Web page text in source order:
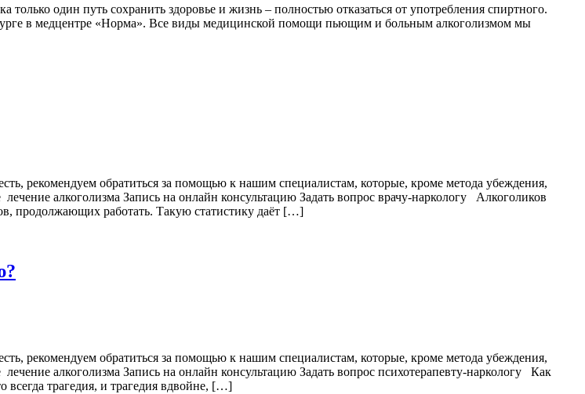
один путь сохранить здоровье и жизнь – полностью отказаться от употребления спиртного.
в медцентре «Норма». Все виды медицинской помощи пьющим и больным алкоголизмом мы
рекомендуем обратиться за помощью к нашим специалистам, которые, кроме метода убеждения,
алкоголизма Запись на онлайн консультацию Задать вопрос врачу-наркологу Алкоголиков
продолжающих работать. Такую статистику даёт […]
рекомендуем обратиться за помощью к нашим специалистам, которые, кроме метода убеждения,
алкоголизма Запись на онлайн консультацию Задать вопрос психотерапевту-наркологу Как
всегда трагедия, и трагедия вдвойне, […]